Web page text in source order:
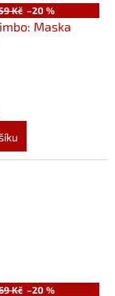
Kč –20 %
Maska
Kč –20 %